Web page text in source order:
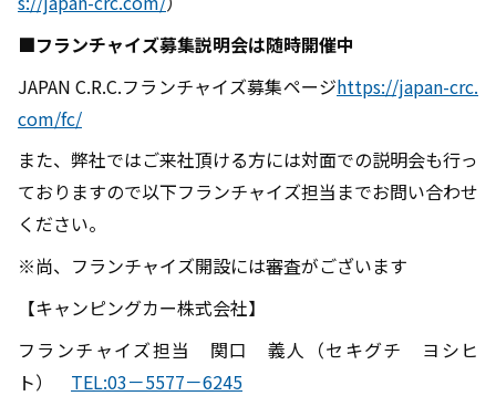
■フランチャイズ募集説明会は随時開催中
JAPAN C.R.C.フランチャイズ募集ページhttps://japan-crc.
com/fc/
また、弊社ではご来社頂ける方には対面での説明会も行っ
ておりますので以下フランチャイズ担当までお問い合わせ
ください。
※尚、フランチャイズ開設には審査がございます
【キャンピングカー株式会社】
フランチャイズ担当 関口 義人（セキグチ ヨシヒ
ト） TEL:03－5577－6245